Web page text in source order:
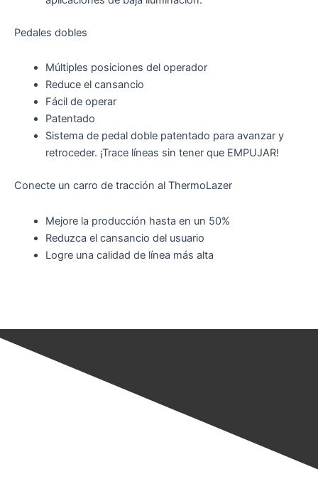
Pedales dobles
Múltiples posiciones del operador
Reduce el cansancio
Fácil de operar
Patentado
Sistema de pedal doble patentado para avanzar y
retroceder. ¡Trace líneas sin tener que EMPUJAR!
Conecte un carro de tracción al ThermoLazer
Mejore la producción hasta en un 50%
Reduzca el cansancio del usuario
Logre una calidad de línea más alta